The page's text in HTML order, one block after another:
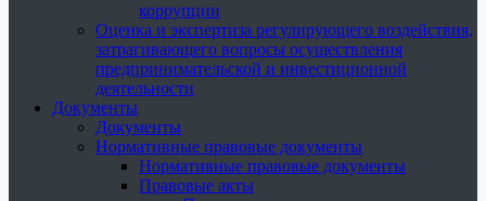
коррупции
Оценка и экспертиза регулирующего воздействия,
затрагивающего вопросы осуществления
предпринимательской и инвестиционной
деятельности
Документы
Документы
Нормативные правовые документы
Нормативные правовые документы
Правовые акты